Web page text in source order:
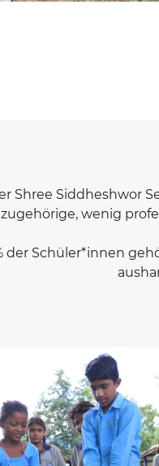
Shree Siddheshwor
zugehörige, wenig
der Schüler*innen